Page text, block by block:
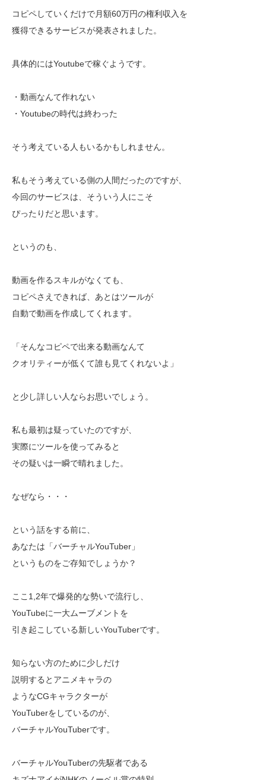
コピペしていくだけで月額60万円の権利収入を
獲得できるサービスが発表されました。
具体的にはYoutubeで稼ぐようです。
・動画なんて作れない
・Youtubeの時代は終わった
そう考えている人もいるかもしれません。
私もそう考えている側の人間だったのですが、
今回のサービスは、そういう人にこそ
ぴったりだと思います。
というのも、
動画を作るスキルがなくても、
コピペさえできれば、あとはツールが
自動で動画を作成してくれます。
「そんなコピペで出来る動画なんて
クオリティーが低くて誰も見てくれないよ」
と少し詳しい人ならお思いでしょう。
私も最初は疑っていたのですが、
実際にツールを使ってみると
その疑いは一瞬で晴れました。
なぜなら・・・
という話をする前に、
あなたは「バーチャルYouTuber」
というものをご存知でしょうか？
ここ1,2年で爆発的な勢いで流行し、
YouTubeに一大ムーブメントを
引き起こしている新しいYouTuberです。
知らない方のために少しだけ
説明するとアニメキャラの
ようなCGキャラクターが
YouTuberをしているのが、
バーチャルYouTuberです。
バーチャルYouTuberの先駆者である